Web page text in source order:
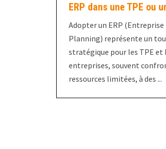
ERP dans une TPE ou
Adopter un ERP (Entreprise
Planning) représente un
stratégique pour les TPE et
entreprises, souvent
ressources limitées, à des ...